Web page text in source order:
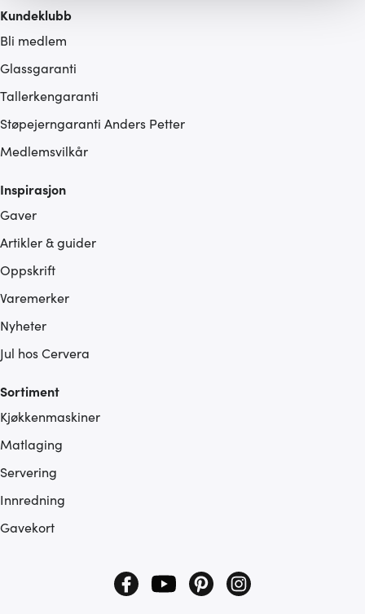
Vi bruker informasjonskapsler for å gi innhold og
annonser et personlig preg, for å levere sosiale
dessuten informasjon om hvordan du bruker nettstedet
vårt, med partnerne våre innen sosiale medier,
annonsering og analysearbeid, som kan kombinere den
med annen informasjon du har gjort tilgjengelig for dem,
eller som de har samlet inn gjennom din bruk av
Kundeklubb
Bli medlem
Glassgaranti
Tallerkengaranti
Støpejerngaranti Anders Petter
Medlemsvilkår
Inspirasjon
Gaver
Artikler & guider
Oppskrift
Varemerker
Nyheter
Jul hos Cervera
Sortiment
Kjøkkenmaskiner
Matlaging
Servering
Innredning
Gavekort